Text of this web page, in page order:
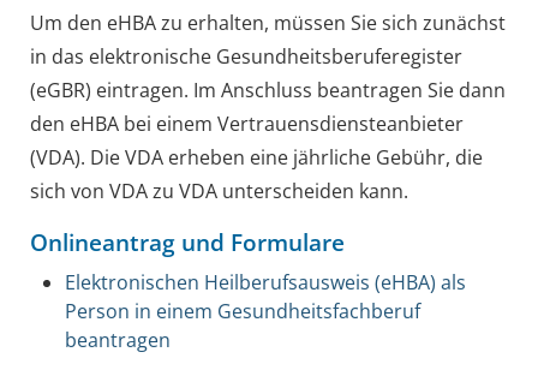
Um den eHBA zu erhalten, müssen Sie sich zunächst
in das elektronische Gesundheitsberuferegister
(eGBR) eintragen. Im Anschluss beantragen Sie dann
den eHBA bei einem Vertrauensdiensteanbieter
(VDA). Die VDA erheben eine jährliche Gebühr, die
sich von VDA zu VDA unterscheiden kann.
Onlineantrag und Formulare
Elektronischen Heilberufsausweis (eHBA) als
Person in einem Gesundheitsfachberuf
beantragen